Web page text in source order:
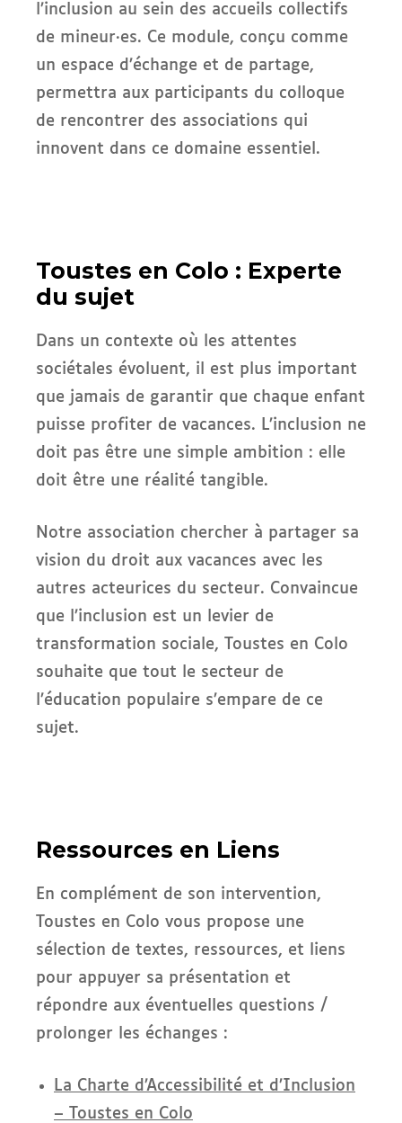
l’inclusion au sein des accueils collectifs
de mineur·es. Ce module, conçu comme
un espace d’échange et de partage,
permettra aux participants du colloque
de rencontrer des associations qui
innovent dans ce domaine essentiel.
Toustes en Colo : Experte
du sujet
Dans un contexte où les attentes
sociétales évoluent, il est plus important
que jamais de garantir que chaque enfant
puisse profiter de vacances. L’inclusion ne
doit pas être une simple ambition : elle
doit être une réalité tangible.
Notre association chercher à partager sa
vision du droit aux vacances avec les
autres acteurices du secteur. Convaincue
que l’inclusion est un levier de
transformation sociale, Toustes en Colo
souhaite que tout le secteur de
l’éducation populaire s’empare de ce
sujet.
Ressources en Liens
En complément de son intervention,
Toustes en Colo vous propose une
sélection de textes, ressources, et liens
pour appuyer sa présentation et
répondre aux éventuelles questions /
prolonger les échanges :
La Charte d’Accessibilité et d’Inclusion
– Toustes en Colo